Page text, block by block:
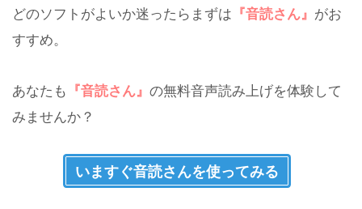
どのソフトがよいか迷ったらまずは 『音読さん』 がお
すすめ。
あなたも 『音読さん』 の無料音声読み上げを体験して
みませんか？
いますぐ音読さんを使ってみる